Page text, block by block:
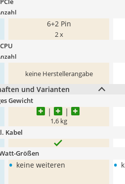
6+2 Pin
2 x
CPU
keine Herstellerangabe
und Varianten
Gewicht
1,6 kg
Kabel
Größen
• keine weiteren •